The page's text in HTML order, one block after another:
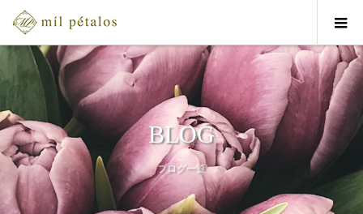
BLOG
ブログ一覧